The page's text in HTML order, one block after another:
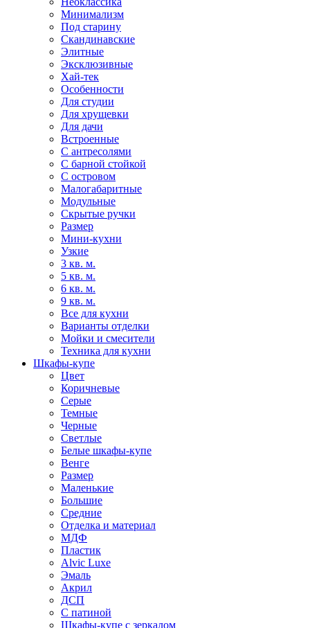
Минимализм
Под старину
Скандинавские
Элитные
Эксклюзивные
Хай-тек
Особенности
Для студии
Для хрущевки
Для дачи
Встроенные
С антресолями
С барной стойкой
С островом
Малогабаритные
Модульные
Скрытые ручки
Размер
Мини-кухни
Узкие
3 кв. м.
5 кв. м.
6 кв. м.
9 кв. м.
Все для кухни
Варианты отделки
Мойки и смесители
Техника для кухни
Шкафы-купе
Цвет
Коричневые
Серые
Темные
Черные
Светлые
Белые шкафы-купе
Венге
Размер
Маленькие
Большие
Средние
Отделка и материал
МДФ
Пластик
Alvic Luxe
Эмаль
Акрил
ДСП
С патиной
Шкафы-купе с зеркалом